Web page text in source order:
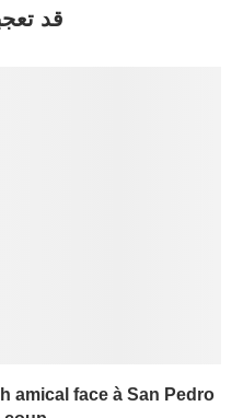
قد
amical face à San Pedro